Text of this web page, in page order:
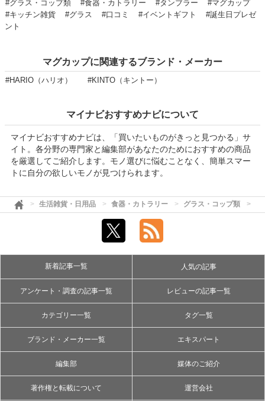
#グラス・コップ類 #食器・カトラリー #タンブラー
#マグカップ
#キッチン雑貨
#グラス #口コミ #イベントギフト
#誕生日プレゼ
ント
マグカップに関連するブランド・メーカー
#HARIO（ハリオ） #KINTO（キントー）
マイナビおすすめナビについて
マイナビおすすめナビは、「買いたいものがきっと見つかる」サ
イト。各分野の専門家と編集部があなたのためにおすすめの商品
を厳選してご紹介します。モノ選びに悩むことなく、簡単スマー
トに自分の欲しいモノが見つけられます。
生活雑貨・日用品 食器・カトラリー グラス・コップ類
新着記事一覧 人気の記事
アンケート・調査の記事一覧 レビューの記事一覧
カテゴリー一覧 タグ一覧
ブランド・メーカー一覧 エキスパート
編集部 媒体のご紹介
著作権と転載について 運営会社